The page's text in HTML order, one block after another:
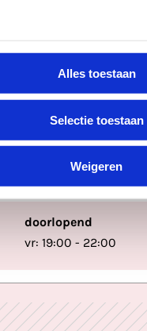
Alles toestaan
Selectie toestaan
Weigeren
Ecstatic
Bar
doorlopend
vr: 19:00 - 22:00